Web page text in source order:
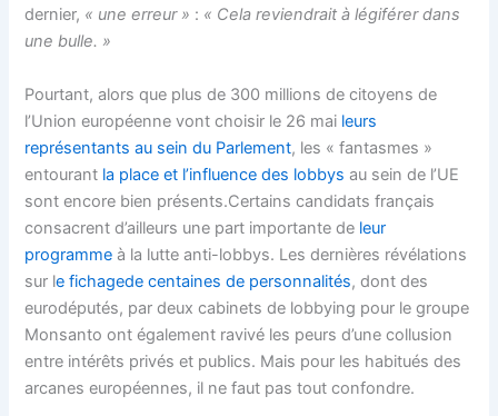
dernier, « une erreur » : « Cela reviendrait à légiférer dans
une bulle. »
Pourtant, alors que plus de 300 millions de citoyens de
l’Union européenne vont choisir le 26 mai leurs
représentants au sein du Parlement, les « fantasmes »
entourant la place et l’influence des lobbys au sein de l’UE
sont encore bien présents.Certains candidats français
consacrent d’ailleurs une part importante de leur
programme à la lutte anti-lobbys. Les dernières révélations
sur le fichagede centaines de personnalités, dont des
eurodéputés, par deux cabinets de lobbying pour le groupe
Monsanto ont également ravivé les peurs d’une collusion
entre intérêts privés et publics. Mais pour les habitués des
arcanes européennes, il ne faut pas tout confondre.